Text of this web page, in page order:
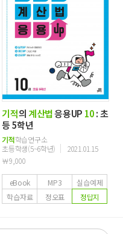
기적의계산법응용UP 10: 초
등 5학년
기적학습연구소
초등학생(5~6학년)
2021.01.15
￦9,000
eBook MP3
실습예제
학습자료
정오표 정답지